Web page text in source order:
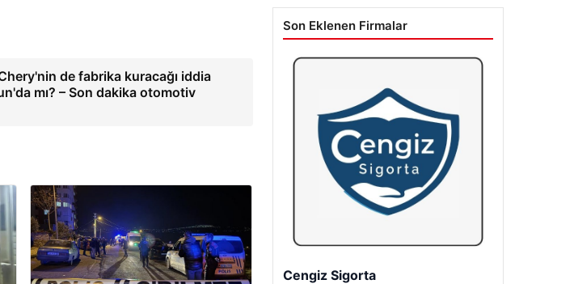
de fabrika kuracağı iddia
mı? – Son dakika otomotiv
Son Eklenen Firmalar
Hastaş Beton